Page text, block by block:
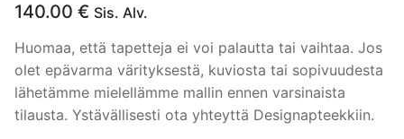
140.00 € Sis. Alv.
Huomaa, että tapetteja ei voi palautta tai vaihtaa. Jos
olet epävarma värityksestä, kuviosta tai sopivuudesta
lähetämme mielellämme mallin ennen varsinaista
tilausta. Ystävällisesti ota yhteyttä Designapteekkiin.